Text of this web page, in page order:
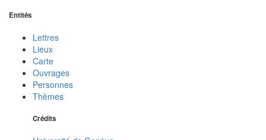
Entités
Lettres
Lieux
Carte
Ouvrages
Personnes
Thèmes
Crédits